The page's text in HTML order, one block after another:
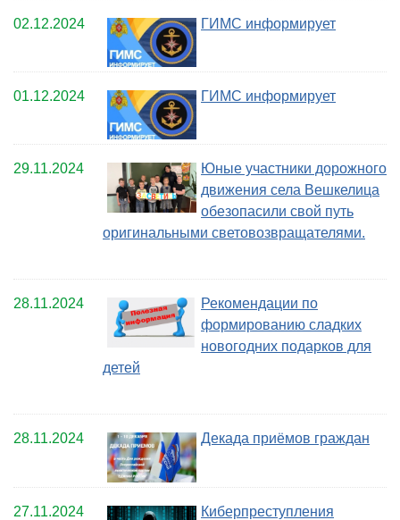
02.12.2024 ГИМС информирует
01.12.2024 ГИМС информирует
29.11.2024
Юные участники дорожного
движения села Вешкелица
обезопасили свой путь
оригинальными световозвращателями.
28.11.2024
Рекомендации по
формированию сладких
новогодних подарков для
детей
28.11.2024 Декада приёмов граждан
27.11.2024 Киберпреступления